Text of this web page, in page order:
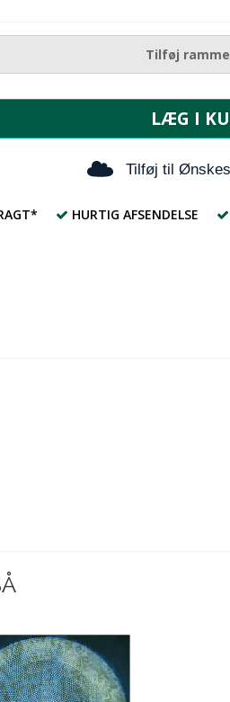
Tilføj ramme
LÆG I
Tilføj til
HURTIG AFSENDELSE